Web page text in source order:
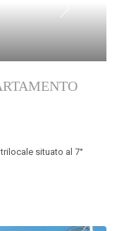
Next
situato al 7°